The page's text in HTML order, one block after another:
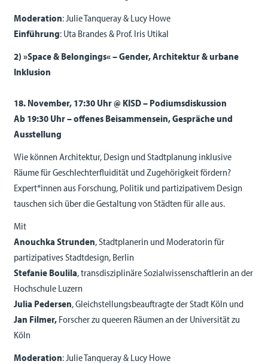
Moderation: Julie Tanqueray & Lucy Howe
Einführung: Uta Brandes & Prof. Iris Utikal
2) »Space & Belongings«– Gender, Architektur & urbane
Inklusion
18. November, 17:30 Uhr @ KISD – Podiumsdiskussion
Ab 19:30 Uhr – offenes Beisammensein, Gespräche und
Ausstellung
Wie können Architektur, Design und Stadtplanung inklusive
Räume für Geschlechterfluidität und Zugehörigkeit fördern?
Expert*innen aus Forschung, Politik und partizipativem Design
tauschen sich über die Gestaltung von Städten für alle aus.
Mit
Anouchka Strunden, Stadtplanerin und Moderatorin für
partizipatives Stadtdesign, Berlin
Stefanie Boulila, transdisziplinäre Sozialwissenschaftlerin an der
Hochschule Luzern
Julia Pedersen, Gleichstellungsbeauftragte der Stadt Köln und
Jan Filmer,Forscher zu queeren Räumen an der Universität zu
Köln
Moderation: Julie Tanqueray & Lucy Howe